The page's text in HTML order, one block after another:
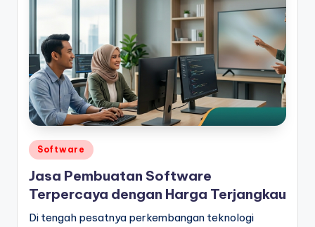
Posted
in
Software
Jasa Pembuatan Software
Terpercaya dengan Harga Terjangkau
Di tengah pesatnya perkembangan teknologi